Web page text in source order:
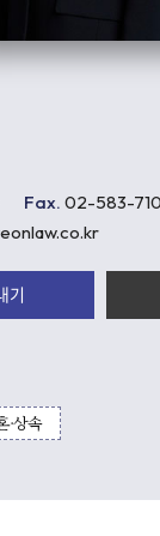
Fax. 02-583-
기
·상속